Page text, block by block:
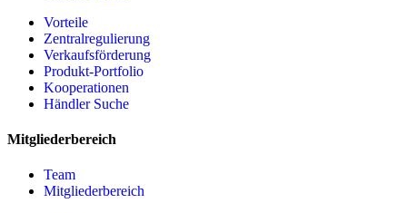
Vorteile
Zentralregulierung
Verkaufsförderung
Produkt-Portfolio
Kooperationen
Händler Suche
Mitgliederbereich
Team
Mitgliederbereich